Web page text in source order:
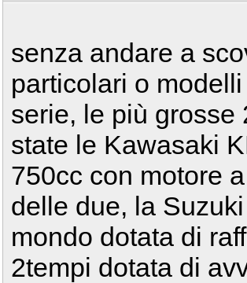
senza andare a
particolari o
serie, le più grosse
state le Kawasaki
750cc con motore
delle due, la
mondo dotata di
2tempi dotata di